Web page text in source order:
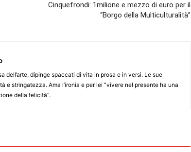
Cinquefrondi: 1milione e mezzo di euro per il
“Borgo della Multiculturalità”
dell’arte, dipinge spaccati di vita in prosa e in versi. Le sue
e stringatezza. Ama l’ironia e per lei ”vivere nel presente ha una
della felicità”.